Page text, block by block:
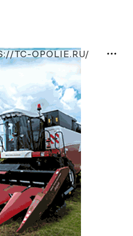
TC-OPOLIE.RU/